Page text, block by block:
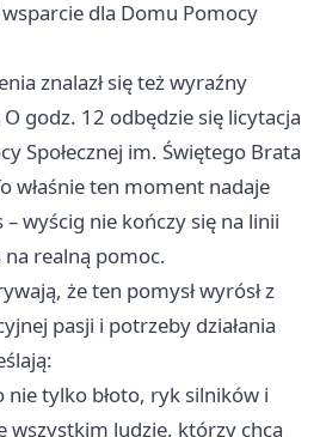
dla Domu Pomocy
znalazł się też wyraźny
godz. 12 odbędzie się licytacja
Społecznej im. Świętego Brata
właśnie ten moment nadaje
wyścig nie kończy się na linii
realną pomoc.
że ten pomysł wyrósł z
pasji i potrzeby działania
nie tylko błoto, ryk silników i
wszystkim ludzie, którzy chcą